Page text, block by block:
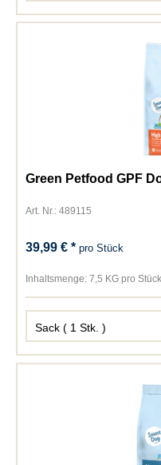
Green Petfood GPF
Art. Nr.: 489115
39,99 € *pro Stück
Inhaltsmenge: 7,5 KG pro Stück